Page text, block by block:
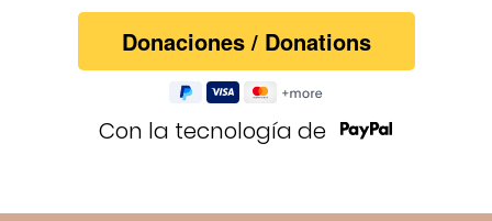
Con la tecnología de